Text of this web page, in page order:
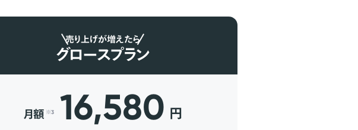
売り上げが増えたら
グロースプラン
月額 ※3 16,580 円